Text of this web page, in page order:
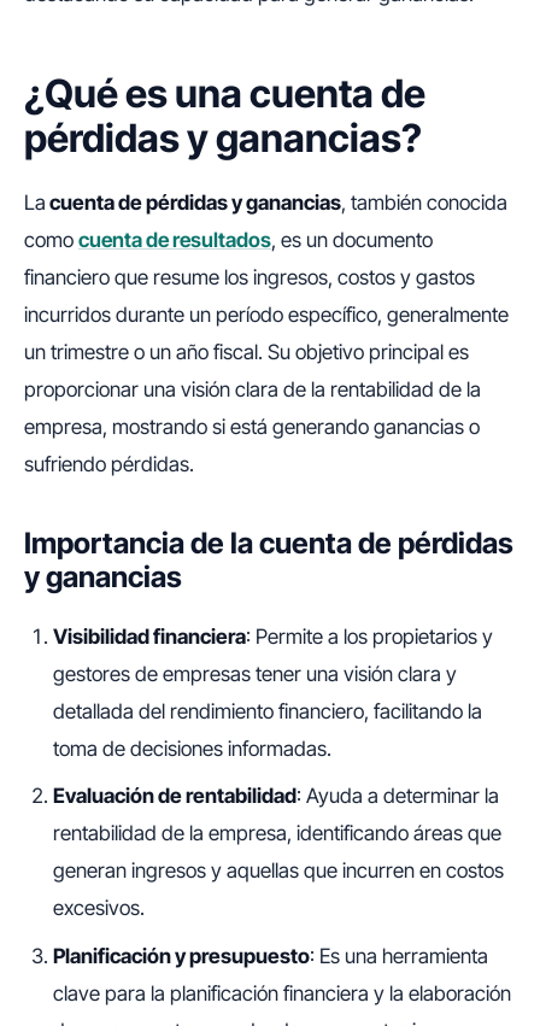
¿Qué es una cuenta de
pérdidas y ganancias?
La cuenta de pérdidas y ganancias, también conocida
como cuenta de resultados, es un documento
financiero que resume los ingresos, costos y gastos
incurridos durante un período específico, generalmente
un trimestre o un año fiscal. Su objetivo principal es
proporcionar una visión clara de la rentabilidad de la
empresa, mostrando si está generando ganancias o
sufriendo pérdidas.
Importancia de la cuenta de pérdidas
y ganancias
Visibilidad financiera: Permite a los propietarios y
gestores de empresas tener una visión clara y
detallada del rendimiento financiero, facilitando la
toma de decisiones informadas.
Evaluación de rentabilidad: Ayuda a determinar la
rentabilidad de la empresa, identificando áreas que
generan ingresos y aquellas que incurren en costos
excesivos.
Planificación y presupuesto: Es una herramienta
clave para la planificación financiera y la elaboración